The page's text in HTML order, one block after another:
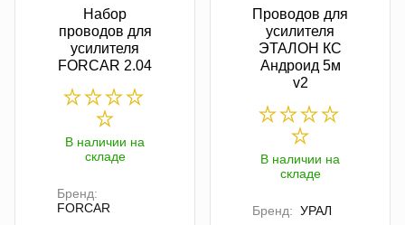
Набор
проводов для
усилителя
FORCAR 2.04
В наличии на
складе
Бренд:
FORCAR
Проводов для
усилителя
ЭТАЛОН КС
Андроид 5м
v2
В наличии на
складе
Бренд: УРАЛ